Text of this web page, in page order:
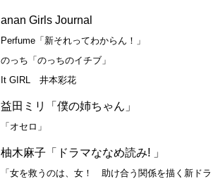
anan Girls Journal
Perfume「新それってわからん！」
のっち「のっちのイチブ」
It GIRL 井本彩花
益田ミリ「僕の姉ちゃん」
「オセロ」
柚木麻子「ドラマななめ読み! 」
「女を救うのは、女！ 助け合う関係を描く新ドラ